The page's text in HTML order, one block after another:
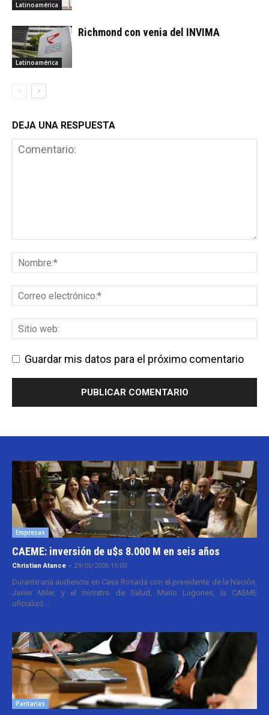
Latinoamérica
Latinoamérica
Richmond con venia del INVIMA
DEJA UNA RESPUESTA
Guardar mis datos para el próximo comentario
Empresas
CAEME: inversión de u$s 8.000 M en seis años
Christian Atance - 29/05/2026 15:00
Durante una audiencia en Casa Rosada con el presidente de la Nación,
Javier Milei, y el ministro de Salud, Mario Lugones, la CAEME
oficializó...
Paritarias